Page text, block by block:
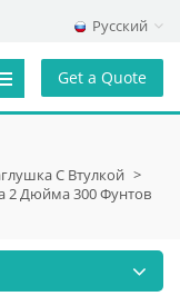
Русский
Get a Quote
С Втулкой >
2 Дюйма 300 Фунтов